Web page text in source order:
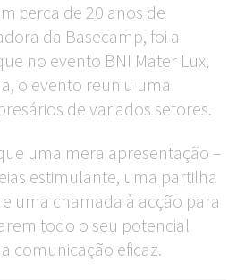
cerca de 20 anos de
da Basecamp, foi a
no evento BNI Mater Lux,
o evento reuniu uma
de variados setores.
uma mera apresentação –
estimulante, uma partilha
uma chamada à acção para
todo o seu potencial
comunicação eficaz.